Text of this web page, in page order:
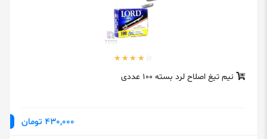
نیم تیغ اصلاح لرد بسته 100 عددی
430,000 تومان